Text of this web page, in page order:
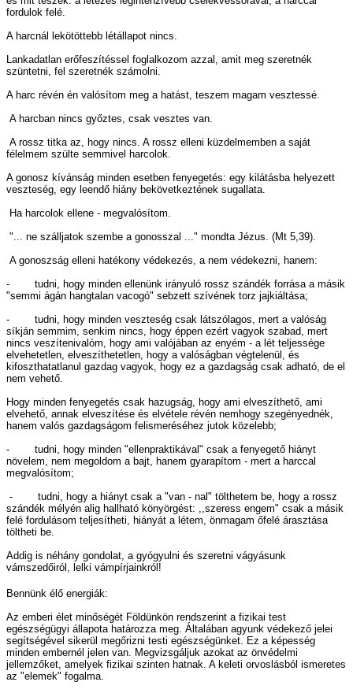
fordulok felé.
A harcnál lekötöttebb létállapot nincs.
Lankadatlan erőfeszítéssel foglalkozom azzal, amit meg szeretnék
szüntetni, fel szeretnék számolni.
A harc révén én valósítom meg a hatást, teszem magam vesztessé.
A harcban nincs győztes, csak vesztes van.
A rossz titka az, hogy nincs. A rossz elleni küzdelmemben a saját
félelmem szülte semmivel harcolok.
A gonosz kívánság minden esetben fenyegetés: egy kilátásba helyezett
veszteség, egy leendő hiány bekövetkeztének sugallata.
Ha harcolok ellene - megvalósítom.
"... ne szálljatok szembe a gonosszal ..." mondta Jézus. (Mt 5,39).
A gonoszság elleni hatékony védekezés, a nem védekezni, hanem:
- tudni, hogy minden ellenünk irányuló rossz szándék forrása a másik
"semmi ágán hangtalan vacogó" sebzett szívének torz jajkiáltása;
- tudni, hogy minden veszteség csak látszólagos, mert a valóság
síkján semmim, senkim nincs, hogy éppen ezért vagyok szabad, mert
nincs veszítenivalóm, hogy ami valójában az enyém - a lét teljessége
elvehetetlen, elveszíthetetlen, hogy a valóságban végtelenül, és
kifoszthatatlanul gazdag vagyok, hogy ez a gazdagság csak adható, de el
nem vehető.
Hogy minden fenyegetés csak hazugság, hogy ami elveszíthető, ami
elvehető, annak elveszítése és elvétele révén nemhogy szegényednék,
hanem valós gazdagságom felismeréséhez jutok közelebb;
- tudni, hogy minden "ellenpraktikával" csak a fenyegető hiányt
növelem, nem megoldom a bajt, hanem gyarapítom - mert a harccal
megvalósítom;
- tudni, hogy a hiányt csak a "van - nal" tölthetem be, hogy a rossz
szándék mélyén alig hallható könyörgést: ,,szeress engem" csak a másik
felé fordulásom teljesítheti, hiányát a létem, önmagam őfelé árasztása
töltheti be.
Addig is néhány gondolat, a gyógyulni és szeretni vágyásunk
vámszedőiról, lelki vámpírjainkról!
Bennünk élő energiák:
Az emberi élet minőségét Földünkön rendszerint a fizikai test
egészségügyi állapota határozza meg. Általában agyunk védekező jelei
segítségével sikerül megőrizni testi egészségünket. Ez a képesség
minden embernél jelen van. Megvizsgáljuk azokat az önvédelmi
jellemzőket, amelyek fizikai szinten hatnak. A keleti orvoslásból ismeretes
az "elemek" fogalma.